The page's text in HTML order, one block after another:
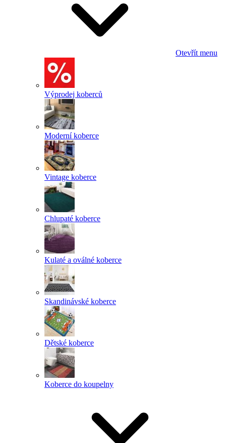
Otevřít menu
Výprodej koberců
Moderní koberce
Vintage koberce
Chlupaté koberce
Kulaté a oválné koberce
Skandinávské koberce
Dětské koberce
Koberce do koupelny